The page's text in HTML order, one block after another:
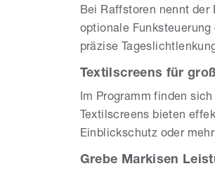
Bei Raffstoren nennt der
optionale
präzise
Textilscreens für
Im Programm finden
Textilscreens bieten
Einblickschutz oder
Grebe Markisen